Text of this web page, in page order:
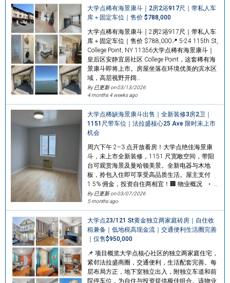
大学点稀有海景康斗｜2房2浴917尺｜带私人车
库＋固定车位｜售价 $788,000
大学点稀有海景康斗｜2房2浴917尺｜带私人车
库＋固定车位｜售价 $788,000📍 5-24 115th St,
College Point, NY 11356大学点稀有海景康斗｜
皇后区安静宜居社区 College Point，这套稀有海
景康斗即将上市。房屋坐落在环境优美的滨水区
域，高层视野开阔…
By 已更新 on03/13/2026
4 months 4 weeks ago
大学点稀缺海景康斗出售｜全新装修3房2卫｜
1151尺带车位｜法拉盛核心25 Ave 限时未上市
机会
周六下午 2–3 点开放看房！大学点绝佳海景康
斗，未上市全新装修，1151 尺宽敞空间，带阳
台可观赏海景及曼哈顿美景。全新电器与木地
板，拎包入住即可享受高品质生活。屋主支付
1.5% 佣金，投资自住两相宜！🏢 物业概况 • …
By 已更新 on03/07/2026
5 months ago
大学点23/121 St黄金独立两家庭砖房｜自住收
租兼备｜低地税高现金流｜交通便利生活圈完善
｜仅售$950,000
📌 项目概览大学点核心社区的独立两家庭住宅，
紧邻法拉盛商圈，交通便利，生活配套完善。每
层布局方正，地下室独立出入，附独立车道和前
院停车位，为自住与投资提供极佳组合。该物业